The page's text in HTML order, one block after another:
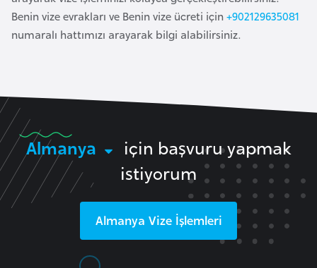
Benin vize evrakları ve Benin vize ücreti için+902129635081
numaralı hattımızı arayarak bilgi alabilirsiniz.
Almanya
için başvuru yapmak
istiyorum
Almanya Vize İşlemleri
r
i
s
n
B
u
r
k